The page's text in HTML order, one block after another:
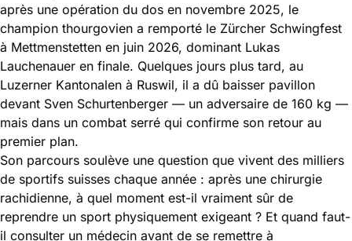
après une opération du dos en novembre 2025, le
champion thourgovien a remporté le Zürcher Schwingfest
à Mettmenstetten en juin 2026, dominant Lukas
Lauchenauer en finale. Quelques jours plus tard, au
Luzerner Kantonalen à Ruswil, il a dû baisser pavillon
devant Sven Schurtenberger — un adversaire de 160 kg —
mais dans un combat serré qui confirme son retour au
premier plan.
Son parcours soulève une question que vivent des milliers
de sportifs suisses chaque année : après une chirurgie
rachidienne, à quel moment est-il vraiment sûr de
reprendre un sport physiquement exigeant ? Et quand faut-
il consulter un médecin avant de se remettre à